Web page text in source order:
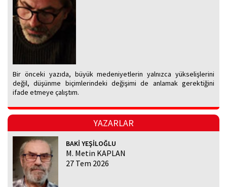
Bir önceki yazıda, büyük medeniyetlerin yalnızca yükselişlerini
değil, düşünme biçimlerindeki değişimi de anlamak gerektiğini
ifade etmeye çalıştım.
YAZARLAR
BAKİ YEŞİLOĞLU
M. Metin KAPLAN
27 Tem 2026